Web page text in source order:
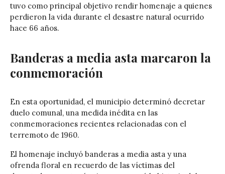
tuvo como principal objetivo rendir homenaje a quienes
perdieron la vida durante el desastre natural ocurrido
hace 66 años.
Banderas a media asta marcaron la
conmemoración
En esta oportunidad, el municipio determinó decretar
duelo comunal, una medida inédita en las
conmemoraciones recientes relacionadas con el
terremoto de 1960.
El homenaje incluyó banderas a media asta y una
ofrenda floral en recuerdo de las víctimas del